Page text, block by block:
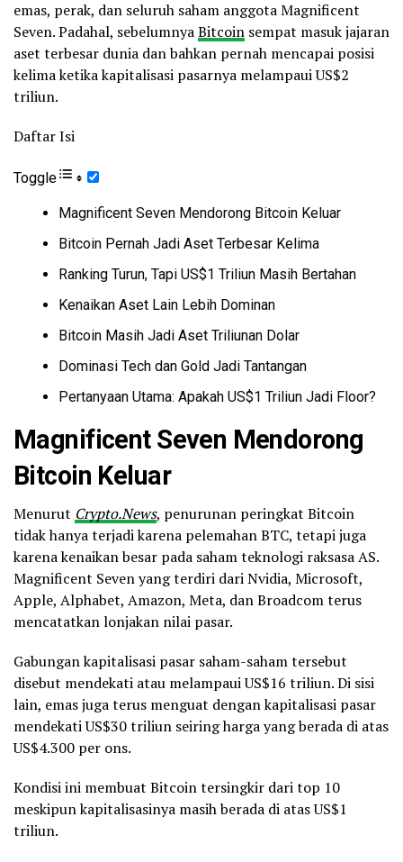
emas, perak, dan seluruh saham anggota Magnificent
Seven. Padahal, sebelumnyaBitcoin sempat masuk jajaran
aset terbesar dunia dan bahkan pernah mencapai posisi
kelima ketika kapitalisasi pasarnya melampaui US$2
triliun.
Daftar Isi
Toggle
Magnificent Seven Mendorong Bitcoin Keluar
Bitcoin Pernah Jadi Aset Terbesar Kelima
Ranking Turun, Tapi US$1 Triliun Masih Bertahan
Kenaikan Aset Lain Lebih Dominan
Bitcoin Masih Jadi Aset Triliunan Dolar
Dominasi Tech dan Gold Jadi Tantangan
Pertanyaan Utama: Apakah US$1 Triliun Jadi Floor?
Magnificent Seven Mendorong
Bitcoin Keluar
Menurut Crypto.News, penurunan peringkat Bitcoin
tidak hanya terjadi karena pelemahan BTC, tetapi juga
karena kenaikan besar pada saham teknologi raksasa AS.
Magnificent Seven yang terdiri dari Nvidia, Microsoft,
Apple, Alphabet, Amazon, Meta, dan Broadcom terus
mencatatkan lonjakan nilai pasar.
Gabungan kapitalisasi pasar saham-saham tersebut
disebut mendekati atau melampaui US$16 triliun. Di sisi
lain, emas juga terus menguat dengan kapitalisasi pasar
mendekati US$30 triliun seiring harga yang berada di atas
US$4.300 per ons.
Kondisi ini membuat Bitcoin tersingkir dari top 10
meskipun kapitalisasinya masih berada di atas US$1
triliun.